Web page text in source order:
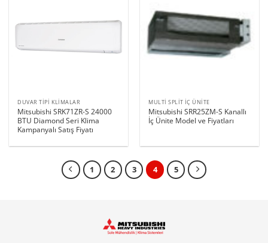
DUVAR TIPI KLIMALAR
Mitsubishi SRK71ZR-S 24000
BTU Diamond Seri Klima
Kampanyalı Satış Fiyatı
MULTI SPLIT İÇ ÜNITE
Mitsubishi SRR25ZM-S Kanallı
İç Ünite Model ve Fiyatları
1 2 3 4 5